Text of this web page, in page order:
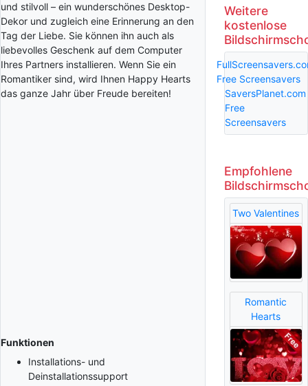
und stilvoll – ein wunderschönes Desktop-
Dekor und zugleich eine Erinnerung an den
Tag der Liebe. Sie können ihn auch als
liebevolles Geschenk auf dem Computer
Ihres Partners installieren. Wenn Sie ein
Romantiker sind, wird Ihnen Happy Hearts
das ganze Jahr über Freude bereiten!
Funktionen
Installations- und
Deinstallationssupport
Weitere
kostenlose
Free Screensavers
SaversPlanet.com
Free
Screensavers
Empfohlene
Two Valentines
Romantic
Hearts